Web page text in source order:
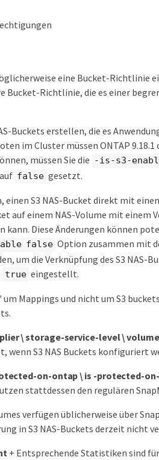
eine Bucket-Richtlinie
Bucket-Richtlinie, die es einer
Buckets erstellen, die es
im Cluster müssen ONTAP
müssen Sie die -is-s3-
false gesetzt.
einen S3 NAS-Bucket direkt mit
auf einem NAS-Volume mit einem
Diese Änderungen können
false Option zusammen mit
um die Verknüpfung des S3
true eingestellt.
um Mappings und nicht um S3
\ storage-service-level \
wenn S3 NAS Buckets konfiguriert
on-ontap \ is -protected-
stattdessen den regulären
verfügen üblicherweise über
in S3 NAS-Buckets derzeit nicht
+ Entsprechende Statistiken sind